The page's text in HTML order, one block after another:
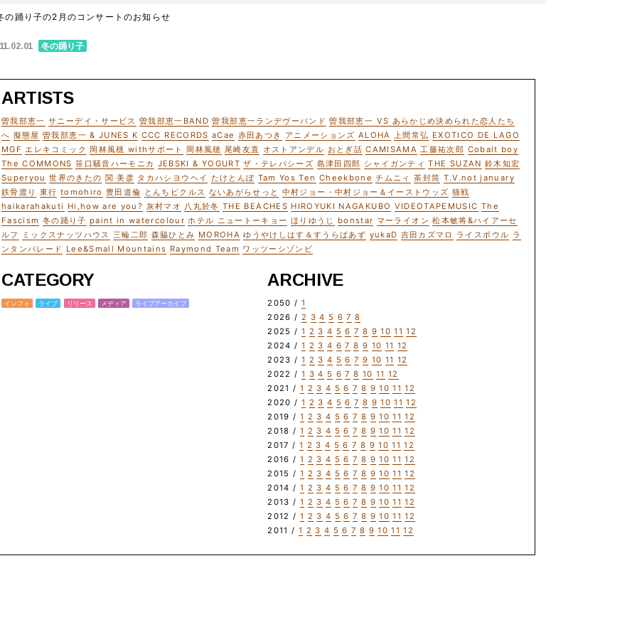
の踊り子の2月のコンサートのお知らせ
冬の踊り子
ARTISTS
曽我部恵一 サニーデイ・サービス 曽我部恵一BAND 曽我部恵一ランデヴーバンド 曽我部恵一 VS あらかじめ決められた恋人たち
へ 擬態屋 曽我部恵一 & JUNES K CCC RECORDS aCae 赤田あつき アニメーションズ ALOHA 上間常弘 EXOTICO DE LAGO
MGF エレキコミック 岡林風穂 withサポート 岡林風穂 尾崎友直 オストアンデル おとぎ話 CAMISAMA 工藤祐次郎 Cobalt boy
The COMMONS 笹口騒音ハーモニカ JEBSKI & YOGURT ザ・テレパシーズ 島津田四郎 シャイガンティ THE SUZAN 鈴木知宏
Superyou 世界のきたの 関 美彦 タカハシヨウヘイ たけとんぼ Tam Yos Ten Cheekbone チムニィ 茶封筒 T.V.not january
鉄骨渡り 東行 tomohiro 豊田道倫 とんちピクルス ないあがらせっと 中村ジョー・中村ジョー＆イーストウッズ 猫戦
haikarahakuti Hi,how are you? 灰村マオ 八丸於冬 THE BEACHES HIROYUKI NAGAKUBO VIDEOTAPEMUSIC The
Fascism 冬の踊り子 paint in watercolour ホテル ニュートーキョー ほりゆうじ bonstar マーライオン 松本敏将&ハイアーセ
ルフ
ミックスナッツハウス 三輪二郎 森脇ひとみ MOROHA ゆうやけしはす＆すうらばあず yukaD 吉田カズマロ ライスボウル ラ
ンタンパレード Lee&Small Mountains Raymond Team ワッツーシゾンビ
CATEGORY
インフォ ライブ リリース メディア ライブアーカイブ
ARCHIVE
2050 / 1
2026 / 2 3 4 5 6 7 8
2025 / 1 2 3 4 5 6 7 8 9 10 11 12
2024 / 1 2 3 4 6 7 8 9 10 11 12
2023 / 1 2 3 4 5 6 7 9 10 11 12
2022 / 1 3 4 5 6 7 8 10 11 12
2021 / 1 2 3 4 5 6 7 8 9 10 11 12
2020 / 1 2 3 4 5 6 7 8 9 10 11 12
2019 / 1 2 3 4 5 6 7 8 9 10 11 12
2018 / 1 2 3 4 5 6 7 8 9 10 11 12
2017 / 1 2 3 4 5 6 7 8 9 10 11 12
2016 / 1 2 3 4 5 6 7 8 9 10 11 12
2015 / 1 2 3 4 5 6 7 8 9 10 11 12
2014 / 1 2 3 4 5 6 7 8 9 10 11 12
2013 / 1 2 3 4 5 6 7 8 9 10 11 12
2012 / 1 2 3 4 5 6 7 8 9 10 11 12
2011 / 1 2 3 4 5 6 7 8 9 10 11 12